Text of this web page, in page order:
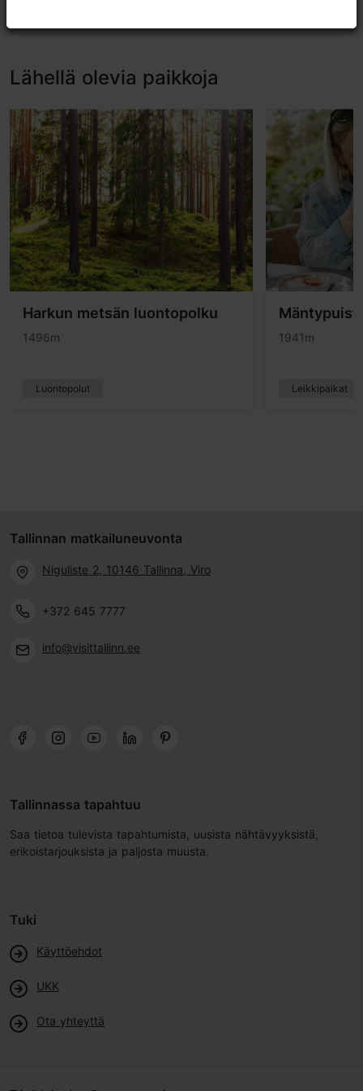
Lähellä olevia paikkoja
Harkun metsän luontopolku
1496m
Luontopolut
1941m
Leikkipaikat
Tallinnan matkailuneuvonta
Niguliste 2, 10146 Tallinna, Viro
+372 645 7777
info@visittallinn.ee
Tallinnassa tapahtuu
Saa tietoa tulevista tapahtumista, uusista nähtävyyksistä,
erikoistarjouksista ja paljosta muusta.
Tuki
Käyttöehdot
UKK
Ota yhteyttä